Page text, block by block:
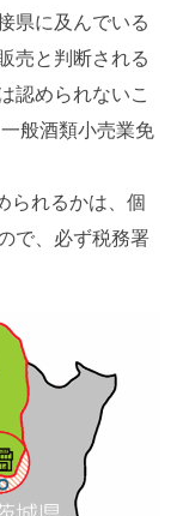
県に及んでいる
売と判断される
認められないこ
般酒類小売業免
られるかは、個
で、必ず税務署